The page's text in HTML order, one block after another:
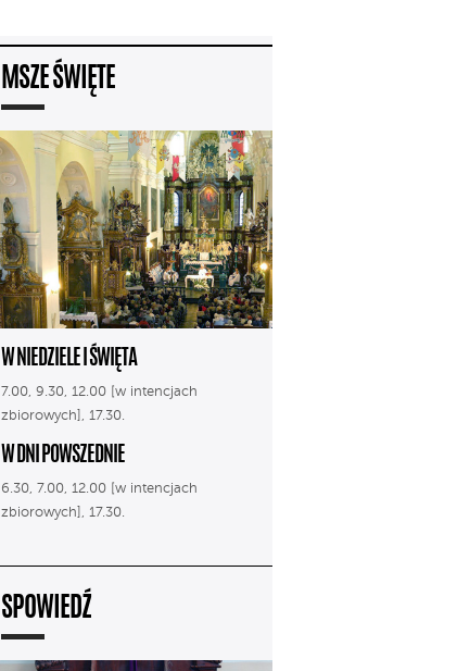
MSZE ŚWIĘTE
W NIEDZIELE I ŚWIĘTA
7.00, 9.30, 12.00 [w intencjach
zbiorowych], 17.30.
W DNI POWSZEDNIE
6.30, 7.00, 12.00 [w intencjach
zbiorowych], 17.30.
SPOWIEDŹ